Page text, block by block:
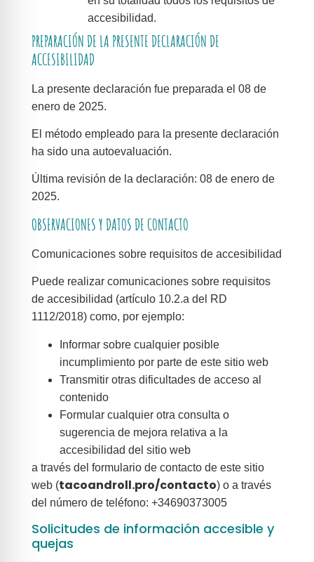
accesibilidad.
PREPARACIÓN DE LA PRESENTE DECLARACIÓN DE
ACCESIBILIDAD
La presente declaración fue preparada el 08 de
enero de 2025.
El método empleado para la presente declaración
ha sido una autoevaluación.
Última revisión de la declaración: 08 de enero de
2025.
OBSERVACIONES Y DATOS DE CONTACTO
Comunicaciones sobre requisitos de accesibilidad
Puede realizar comunicaciones sobre requisitos
de accesibilidad (artículo 10.2.a del RD
1112/2018) como, por ejemplo:
Informar sobre cualquier posible
incumplimiento por parte de este sitio web
Transmitir otras dificultades de acceso al
contenido
Formular cualquier otra consulta o
sugerencia de mejora relativa a la
accesibilidad del sitio web
a través del formulario de contacto de este sitio
web (tacoandroll.pro/contacto) o a través
del número de teléfono: +34690373005
Solicitudes de información accesible y
quejas